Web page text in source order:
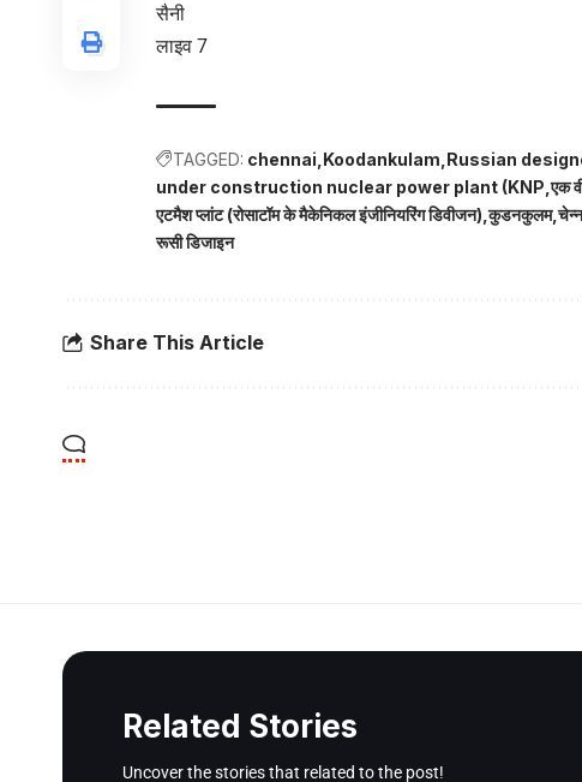
सैनी
लाइव 7
TAGGED: chennai Koodankulam Russian
under construction nuclear power plant (KNP एक
एटमैश प्लांट (रोसाटॉम के मैकेनिकल इंजीनियरिंग डिवीजन) कुडनकुलम
रूसी डिजाइन
Share This Article
Related Stories
Uncover the stories that related to the post!